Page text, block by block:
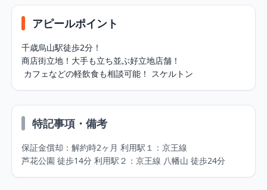
アピールポイント
千歳烏⼭駅徒歩2分！
商店街⽴地！⼤⼿も⽴ち並ぶ好⽴地店舗！
カフェなどの軽飲⾷も相談可能！ スケルトン
特記事項・備考
保証⾦償却：解約時2ヶ⽉ 利⽤駅１：京王線
芦花公園 徒歩14分 利⽤駅２：京王線 ⼋幡⼭ 徒歩24分